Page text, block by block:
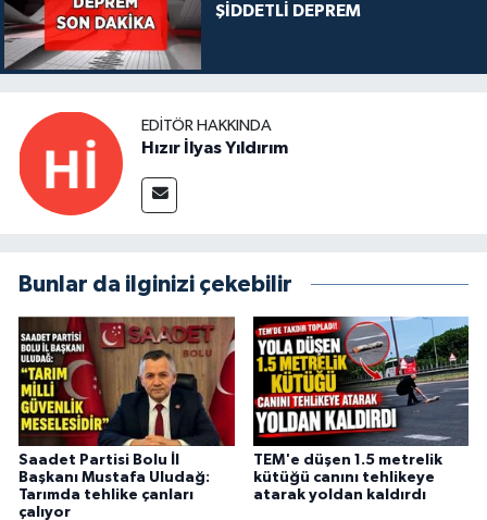
ŞİDDETLİ DEPREM
EDITÖR HAKKINDA
Hızır İlyas Yıldırım
Bunlar da ilginizi çekebilir
Saadet Partisi Bolu İl
Başkanı Mustafa Uludağ:
Tarımda tehlike çanları
çalıyor
TEM'e düşen 1.5 metrelik
kütüğü canını tehlikeye
atarak yoldan kaldırdı